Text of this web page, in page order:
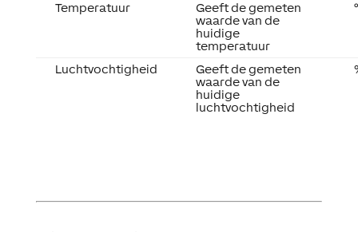
Temperatuur
Geeft de gemeten
waarde van de
huidige
temperatuur
°
Luchtvochtigheid
Geeft de gemeten
waarde van de
huidige
luchtvochtigheid